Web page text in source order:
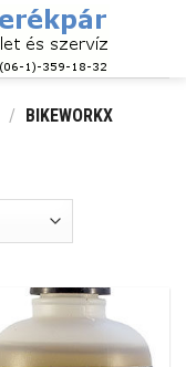
/ BIKEWORKX